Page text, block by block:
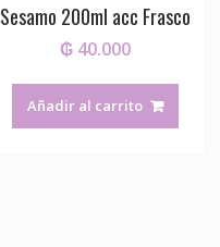
Sesamo 200ml acc Frasco
₲40.000
Añadir al carrito